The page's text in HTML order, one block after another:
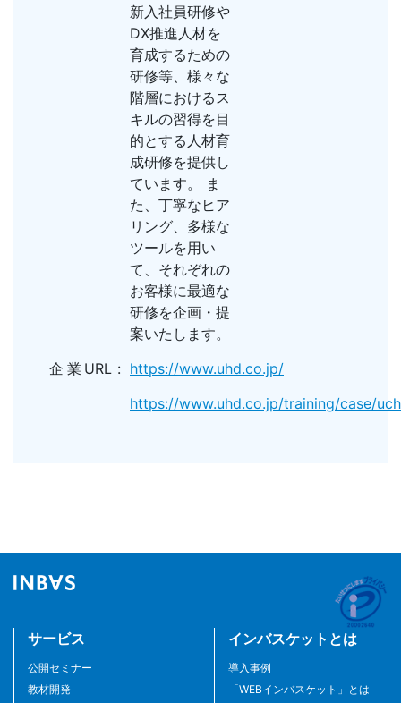
新入社員研修や
DX推進人材を
育成するための
研修等、様々な
階層におけるス
キルの習得を目
的とする人材育
成研修を提供し
ています。 ま
た、丁寧なヒア
リング、多様な
ツールを用い
て、それぞれの
お客様に最適な
研修を企画・提
案いたします。
企業URL
https://www.uhd.co.jp/
https://www.uhd.co.jp/training/case/
サービス
公開セミナー
教材開発
インバスケットとは
導入事例
「WEBインバスケット」とは